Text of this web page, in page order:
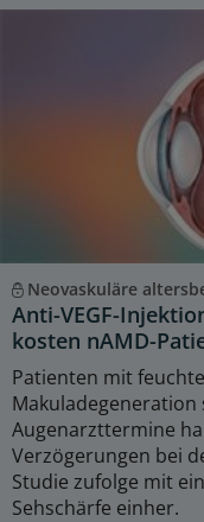
Neovaskuläre
Anti-VEGF-
kosten nAMD-
Patienten mit
Augenarzttermine
Verzögerungen bei
Studie zufolge mit
Sehschärfe einher.